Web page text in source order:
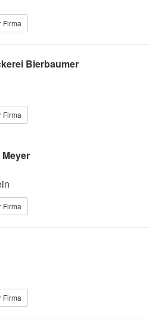
Firma
Bierbaumer
Firma
Firma
Firma